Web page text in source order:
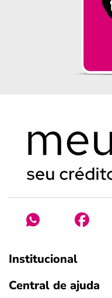
Institucional
Central de ajuda